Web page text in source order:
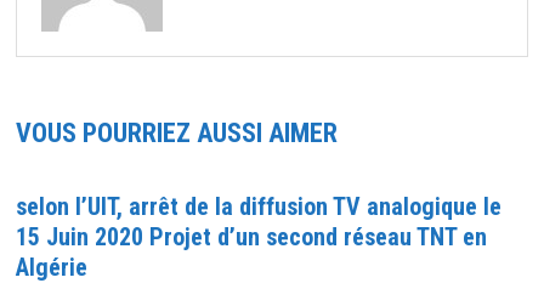
VOUS POURRIEZ AUSSI AIMER
selon l’UIT, arrêt de la diffusion TV analogique le
15 Juin 2020 Projet d’un second réseau TNT en
Algérie